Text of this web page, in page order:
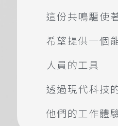
這份共鳴驅使
希望提供一個
人員的工具
透過現代科技
他們的工作體